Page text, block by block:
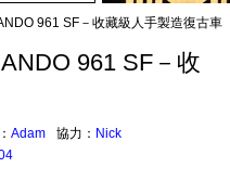
961 SF－收藏級人手製造復古車
961 SF－收
Adam 協力： Nick